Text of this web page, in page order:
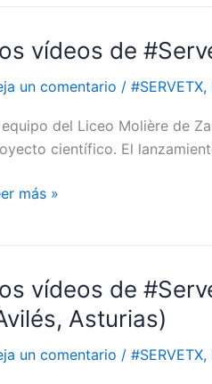
vídeos de
un comentario / #SERVETX,
equipo del Liceo Molière de
científico. El
más »
vídeos de
Asturias)
un comentario / #SERVETX,